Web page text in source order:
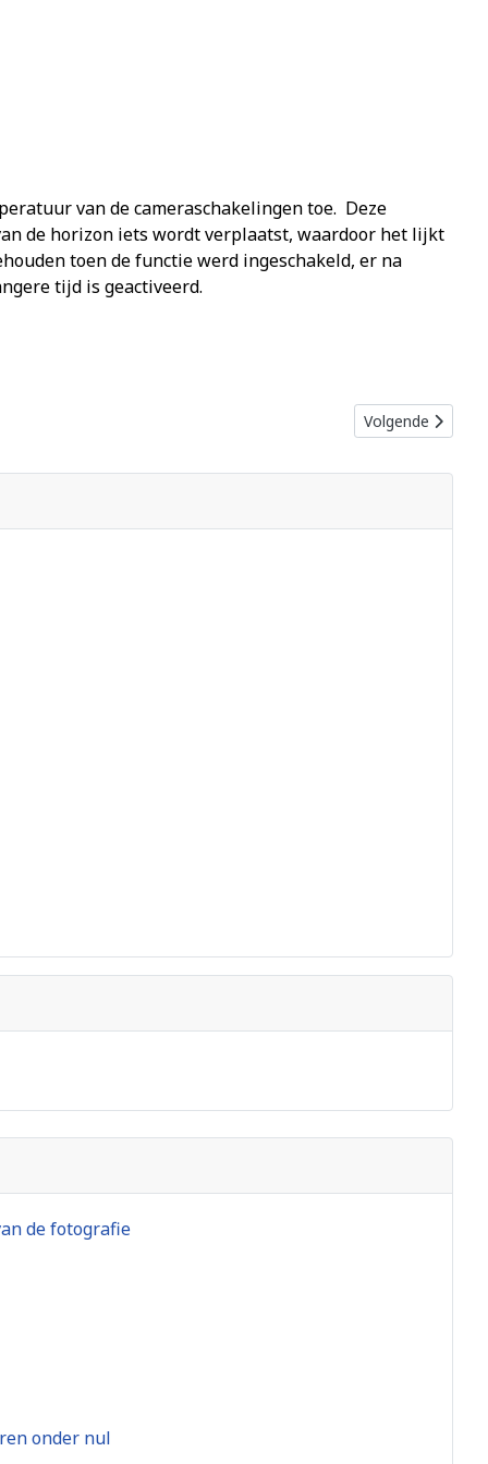
van de cameraschakelingen toe. Deze
de horizon iets wordt verplaatst, waardoor het lijkt
toen de functie werd ingeschakeld, er na
tijd is geactiveerd.
Volgende artikel:
Volgende
de fotografie
onder nul